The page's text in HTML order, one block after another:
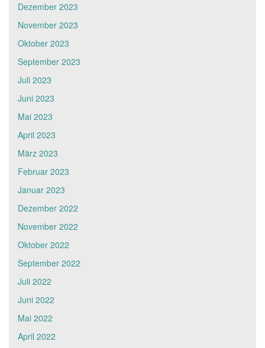
Dezember 2023
November 2023
Oktober 2023
September 2023
Juli 2023
Juni 2023
Mai 2023
April 2023
März 2023
Februar 2023
Januar 2023
Dezember 2022
November 2022
Oktober 2022
September 2022
Juli 2022
Juni 2022
Mai 2022
April 2022